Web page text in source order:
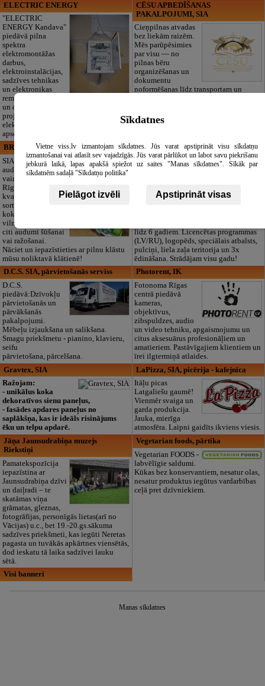
ELECTRIC ENERGY
"ELECTRIC
ENERGY Kandava"
piedāvā pilna
spektra
elektromontāžas
darbus,
elektroinstalācijas,
sadzīves tehnikas
un elektronikas
remontu, vājstrāvas
un drošības sistēmu izbūvi, kā arī
projektēšanu, mērījumus un
elektrosaimniecības drošības riskus
apsekošanu.
CĒSU APBEDĪŠANAS
PAKALPOJUMI, SIA
Cieņpilnas atvadas
bez liekām raizēm.
Mēs parūpēsimies
par visu — no
pilnas bēru
organizēšanas un
dokumentu
noformēšanas līdz transportam un
tautiskās segas aizgājēja piemiņas
godināšanai.
BRISTOLS ES, SIA
SIA "Bristols ES"
audumu outlet un
vairumtirdzniecība
Rīgā. Plašs un
kvalitatīvs tekstila
sortiments:
kokvilna, lins, zīds,
vilna, trikotāža un
citi audumi šūšanai
vai ražošanai.
Nāciet un iepazīstieties ar pilnu klāstu
mūsu noliktavā klātienē!
Maza Rasiņa, privātā pirmsskolas
izglītības iestāde
privātais bērnudārzs
līdz 6 gadiem. Licencētas programmas
(LV/RU), logopēds, speciālais atbalsts,
pulciņi, liela zaļa teritorija un 3x
ēdināšana. Strādājam visu gadu!
D.C.S. SIA, pārvietošanās serviss
D.C.S.
piedāvā:Dzīvokļu
pārvietošanās un
pārvākšanās
pakalpojumi.
Mēbeļu izjaukšana un salikšana.
Smagu priekšmetu - pianino, klavieru,
seifu
pārvietošana, pārcelšana.
Photorent, IK
Fotonoma Rīgas
centrā piedāvā
kameras,
objektīvus,
zibspuldzes, audio
un video tehniku, apgaismojumu un
citus aksesuārus profesionāļiem un
amatieriem. Pastāvīgajiem klientiem un
īrei ilgtermiņā atlaides.
Gravtex, SIA
Ražojam:
- unikālus koka
dekoratīvos sienu paneļus,
- fasādes apdares paneļus no
saplākšņa, kas ir ideāls risinājums
ēku un telpu apdarē.
LaPizza, SIA, picērija - kafejnīca
Itāļu picas
Latgaliešu gaumē!
Vienmēr svaiga un
garda produkcija.
Jauka, mierīga
atmosfēra. Laipni gaidīts ikviens viesis.
Jāņa Jaunsudrabiņa muzejs
Riekstiņi
Pamatekspozīcija
iepazīstina ar
Jaunsudrabiņa dzīvi
un daiļradi – te
skatāmas viņa
grāmatas, gleznas,
fotogrāfijas, personīgās lietas(arī no
Vācijas) u.c., bet 19.-20.gs.sākuma
sadzīves priekšmeti, kas iegūti Neretas
pagasta un tuvākās apkārtnes viensētās,
dod ieskatu tā laika sadzīvei lauku
sētā.
Vegetarian foods, pārtika
Vegetarian FOODS -
labvēlīgie saldumi.
Kūkas bez konservantiem, nesatur olas,
nesatur produktus iegūtus vardarbības
ceļā pret dzīvniekiem.
Visi banneri
Sīkdatnes
Vietne viss.lv izmantojam sīkdatnes. Jūs varat apstiprināt visu sīkdatņu
izmantošanai vai atlasīt sev vajadzīgās. Jūs varat pārlūkot un labot savu piekrišanu
jebkurā laikā, lapas apakšā spiežot uz saites "Manas sīkdatnes". Sīkāk par
sīkdatnēm sadaļā "Sīkdatņu politika"
Pielāgot izvēli Apstiprināt visas
Manas sīkdatnes